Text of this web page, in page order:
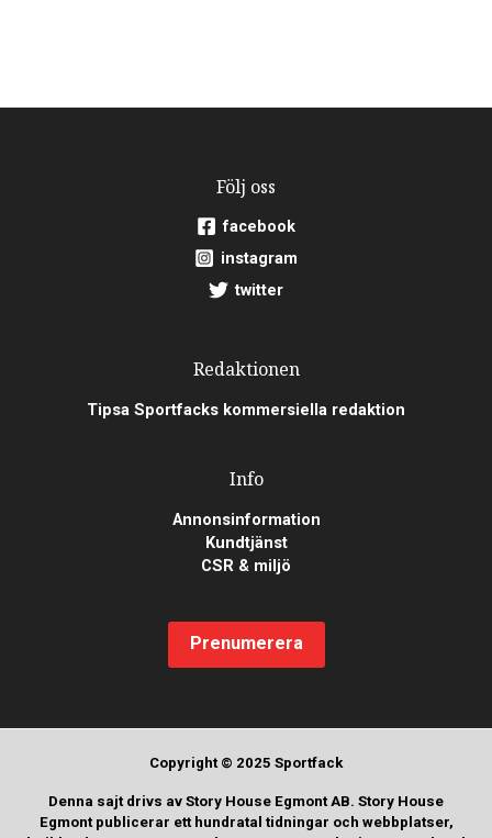
Följ oss
facebook
instagram
twitter
Redaktionen
Tipsa Sportfacks kommersiella redaktion
Info
Annonsinformation
Kundtjänst
CSR & miljö
Prenumerera
Copyright © 2025 Sportfack
Denna sajt drivs av Story House Egmont AB. Story House
Egmont publicerar ett hundratal tidningar och webbplatser,